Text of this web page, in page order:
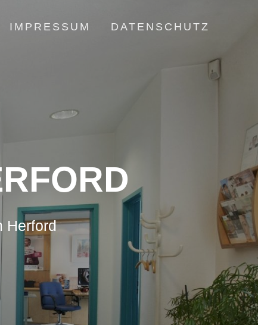
IMPRESSUM DATENSCHUTZ
Herford